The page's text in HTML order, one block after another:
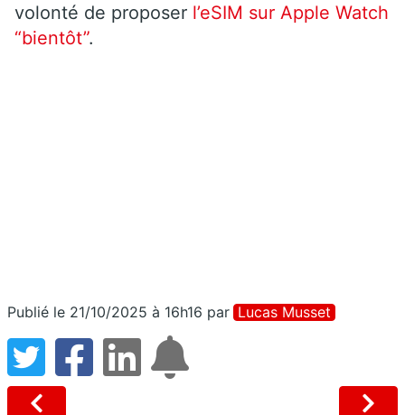
volonté de proposer l’eSIM sur Apple Watch
“bientôt”.
Publié le 21/10/2025 à 16h16 par Lucas Musset